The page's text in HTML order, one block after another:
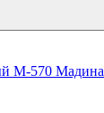
М-570 Мадина